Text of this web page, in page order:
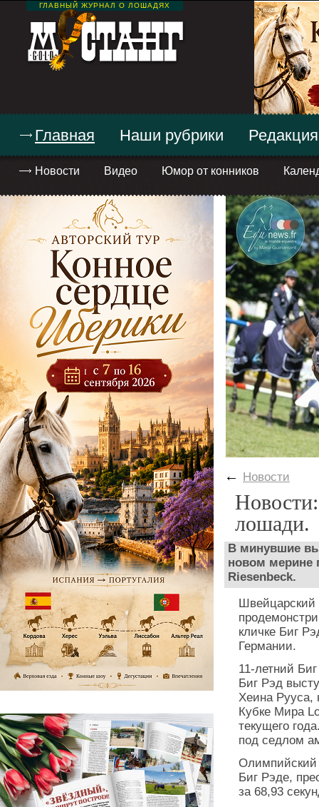
ГЛАВНЫЙ ЖУРНАЛ О ЛОШАДЯХ
Главная
Новости Видео Юмор от конников
Наши рубрики Редакция
← Новости
лошади.
В минувшие
новом мерине
Riesenbeck.
кличке Биг
Германии.
11-летний
Биг Рэд
Хеина Рууса,
Кубке Мира
текущего
под седлом
Олимпийский
Биг Рэде,
за 68,93